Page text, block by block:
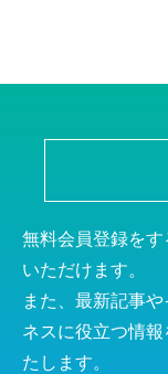
無料会員登録を
いただけます。
また、最新記事
ネスに役立つ情
たします。